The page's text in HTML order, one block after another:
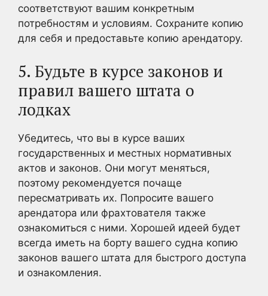
соответствуют вашим конкретным
потребностям и условиям. Сохраните копию
для себя и предоставьте копию арендатору.
5. Будьте в курсе законов и
правил вашего штата о
лодках
Убедитесь, что вы в курсе ваших
государственных и местных нормативных
актов и законов. Они могут меняться,
поэтому рекомендуется почаще
пересматривать их. Попросите вашего
арендатора или фрахтователя также
ознакомиться с ними. Хорошей идеей будет
всегда иметь на борту вашего судна копию
законов вашего штата для быстрого доступа
и ознакомления.